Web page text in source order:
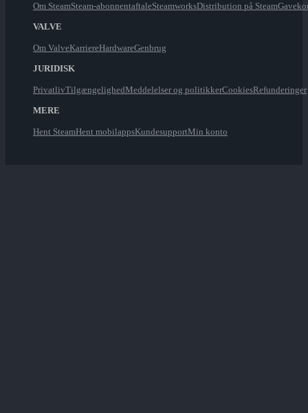
Om SteamSteam-abonnentaftaleSteamworksDistribution på Steam
VALVE
Om ValveKarriereHardwareGenbrug
JURIDISK
PrivatlivTilgængelighedMeddelelser og politikkerCookiesRefunderinger
MERE
Hent SteamHent mobilappsKundesupportMin konto